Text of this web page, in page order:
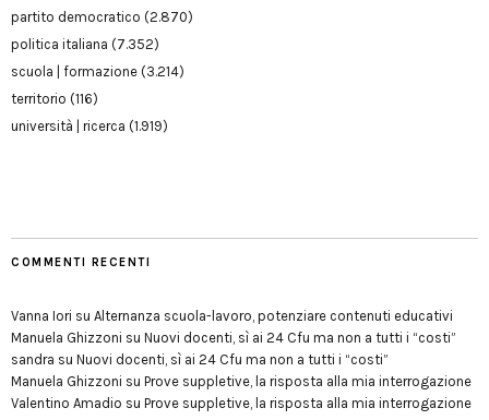
partito democratico (2.870)
politica italiana (7.352)
scuola | formazione (3.214)
territorio (116)
università | ricerca (1.919)
COMMENTI RECENTI
Vanna Iori su Alternanza scuola-lavoro, potenziare contenuti educativi
Manuela Ghizzoni su Nuovi docenti, sì ai 24 Cfu ma non a tutti i “costi”
sandra su Nuovi docenti, sì ai 24 Cfu ma non a tutti i “costi”
Manuela Ghizzoni su Prove suppletive, la risposta alla mia interrogazione
Valentino Amadio su Prove suppletive, la risposta alla mia interrogazione